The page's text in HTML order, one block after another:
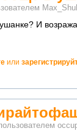
И
или